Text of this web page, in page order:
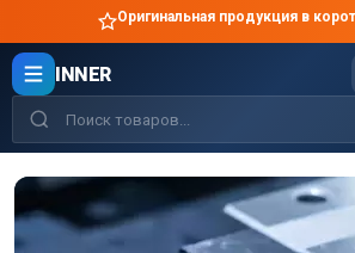
Оригинальная продукция в
INNER